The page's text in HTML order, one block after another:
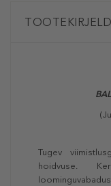
Tugev
hoidvuse.